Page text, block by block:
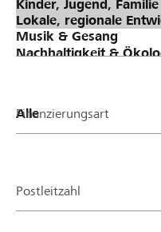
Finanzierungsart
Postleitzahl